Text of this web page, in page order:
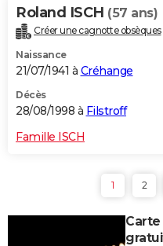
Roland ISCH (57 ans)
Créer une cagnotte obsèques
Naissance
21/07/1941 à Créhange
Décès
28/08/1998 à Filstroff
Famille ISCH
1 2